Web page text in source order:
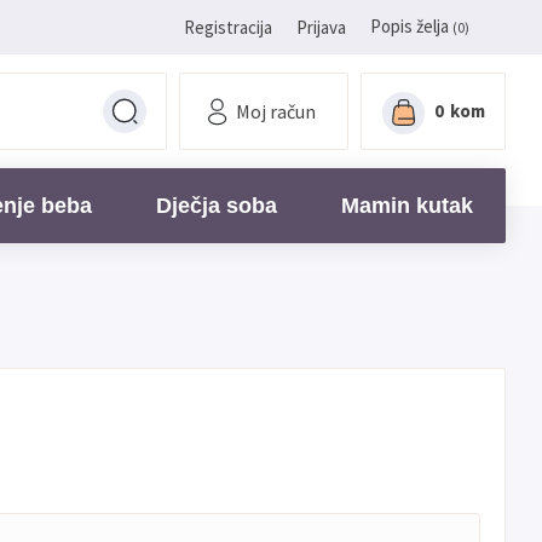
Registracija Prijava Popis želja (0)
Moj račun 0 kom
beba Dječja soba Mamin kutak